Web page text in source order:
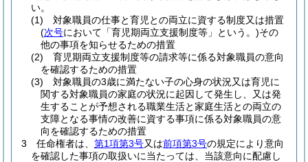
い。
(1)
対象職員の仕事と育児との両立に資する制度又は措置
(次号において「育児期両立支援制度等」という。)その
他の事項を知らせるための措置
(2)
育児期両立支援制度等の請求等に係る対象職員の意向
を確認するための措置
(3)
対象職員の3歳に満たない子の心身の状況又は育児に
関する対象職員の家庭の状況に起因して発生し、又は発
生することが予想される職業生活と家庭生活との両立の
支障となる事情の改善に資する事項に係る対象職員の意
向を確認するための措置
3
任命権者は、 第1項第3号又は前項第3号の規定により意向
を確認した事項の取扱いに当たっては、当該意向に配慮し